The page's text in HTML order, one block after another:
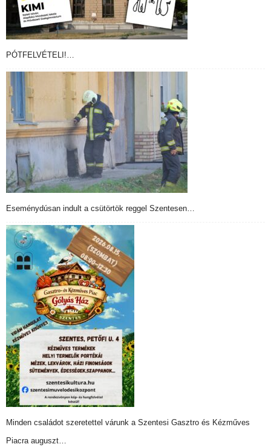
PÓTFELVÉTELI!…
Eseménydúsan indult a csütörtök reggel Szentesen…
Minden családot szeretettel várunk a Szentesi Gasztro és Kézműves
Piacra auguszt…